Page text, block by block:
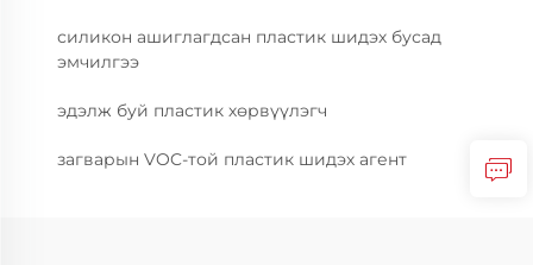
силикон ашиглагдсан пластик шидэх бусад
эмчилгээ
эдэлж буй пластик хөрвүүлэгч
загварын VOC-той пластик шидэх агент